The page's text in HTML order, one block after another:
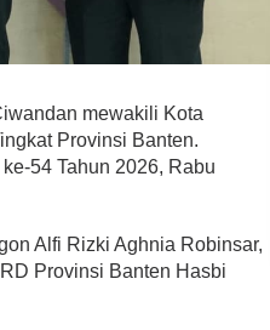
mewakili Kota
Provinsi Banten.
54 Tahun 2026, Rabu
Alfi Rizki Aghnia Robinsar,
Provinsi Banten Hasbi